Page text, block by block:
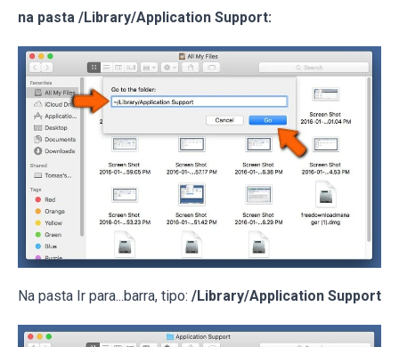
na pasta /Library/Application Support:
Na pasta Ir para...barra, tipo: /Library/Application Support